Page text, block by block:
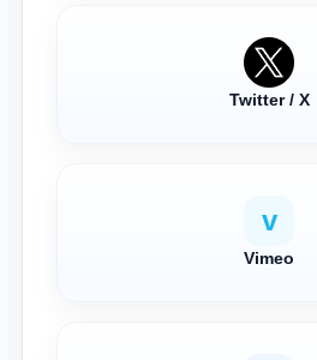
Twitter / X
v
Vimeo